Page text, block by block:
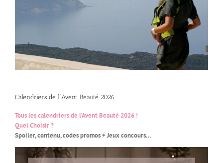
Calendriers de l’Avent Beauté 2026
Tous les calendriers de l’Avent Beauté 2026 !
Quel Choisir ?
Spoiler, contenu, codes promos + Jeux concours…